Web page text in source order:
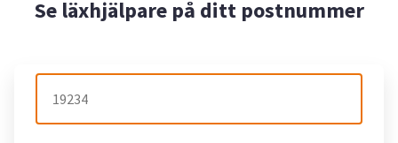
Se läxhjälpare på ditt postnummer